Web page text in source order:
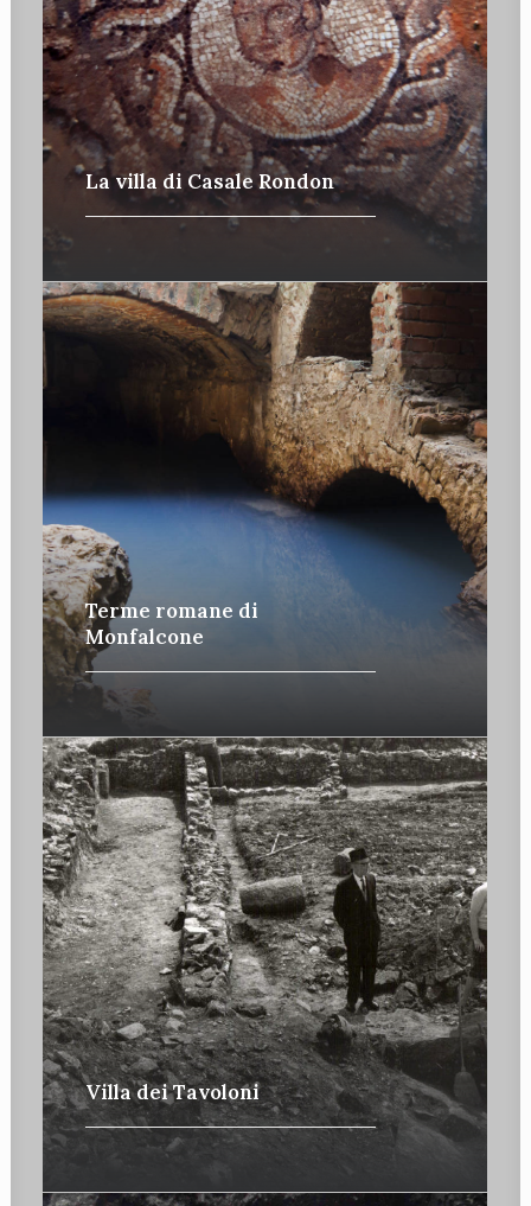
La villa di Casale Rondon
Terme romane di
Monfalcone
Villa dei Tavoloni